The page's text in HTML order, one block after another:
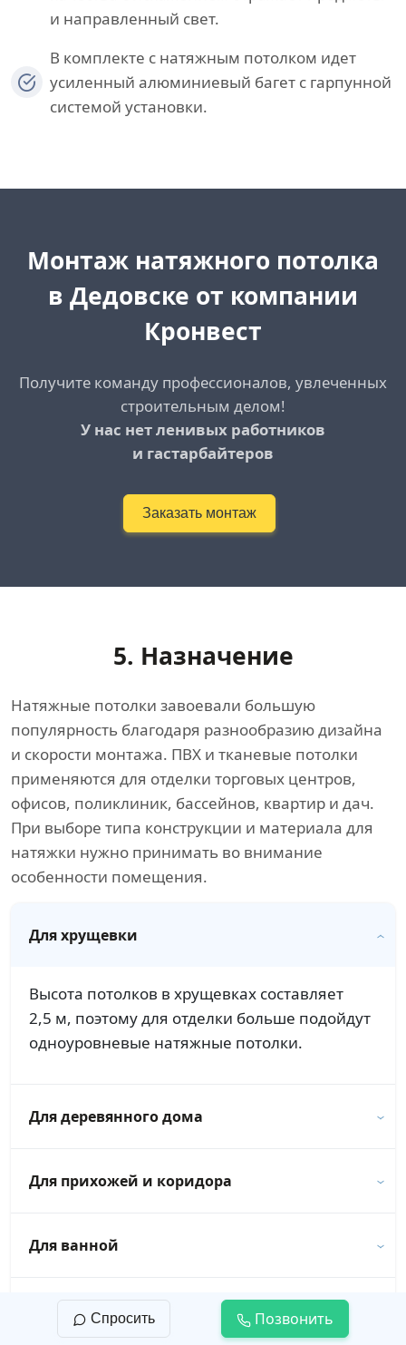
и направленный свет.
В комплекте с натяжным потолком идет
усиленный алюминиевый багет с гарпунной
системой установки.
Монтаж натяжного потолка
в Дедовске от компании
Кронвест
Получите команду профессионалов, увлеченных
строительным делом!
У нас нет ленивых работников
и гастарбайтеров
Заказать монтаж
5. Назначение
Натяжные потолки завоевали большую
популярность благодаря разнообразию дизайна
и скорости монтажа. ПВХ и тканевые потолки
применяются для отделки торговых центров,
офисов, поликлиник, бассейнов, квартир и дач.
При выборе типа конструкции и материала для
натяжки нужно принимать во внимание
особенности помещения.
Для хрущевки
Высота потолков в хрущевках составляет
2,5 м, поэтому для отделки больше подойдут
одноуровневые натяжные потолки.
Для деревянного дома
Для прихожей и коридора
Для ванной
Для новостройки
Спросить Позвонить